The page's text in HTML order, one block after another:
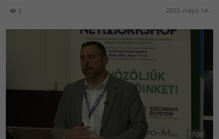
3 2025. május 14.
17:00